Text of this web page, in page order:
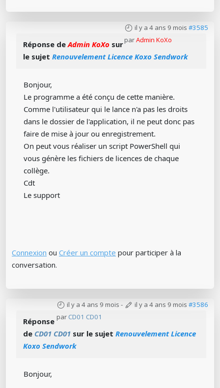
il y a 4 ans 9 mois #3585
parAdmin KoXo
Réponse deAdmin KoXo sur
le sujet Renouvelement Licence Koxo Sendwork
Bonjour,
Le programme a été conçu de cette manière.
Comme l'utilisateur qui le lance n'a pas les droits
dans le dossier de l'application, il ne peut donc pas
faire de mise à jour ou enregistrement.
On peut vous réaliser un script PowerShell qui
vous génère les fichiers de licences de chaque
collège.
Cdt
Le support
Connexion ou Créer un compte pour participer à la
conversation.
il y a 4 ans 9 mois - il y a 4 ans 9 mois #3586
par CD01 CD01
Réponse
de CD01 CD01 sur le sujet Renouvelement Licence
Koxo Sendwork
Bonjour,